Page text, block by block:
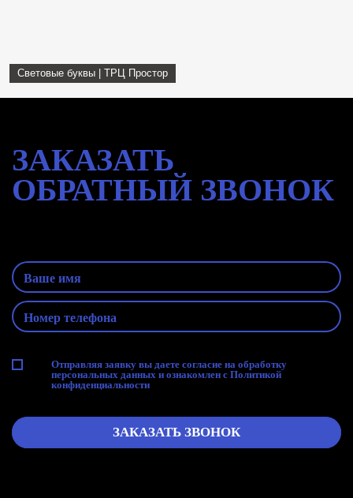
Световые буквы | ТРЦ Простор
ЗАКАЗАТЬ
ОБРАТНЫЙ ЗВОНОК
Отправляя заявку вы даете согласие на обработку
персональных данных и ознакомлен с Политикой
конфиденциальности